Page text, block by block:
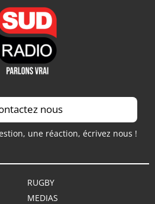
nous
une réaction, écrivez nous !
RUGBY
MEDIAS